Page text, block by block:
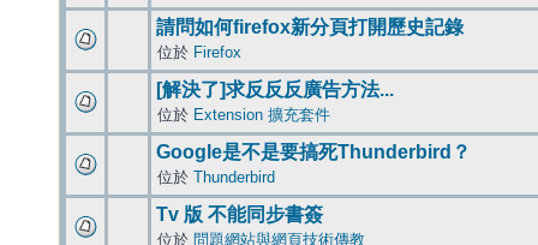
請問如何firefox新分頁打開歷史記錄
位於 Firefox
[解決了]求反反反廣告方法...
位於 Extension 擴充套件
Google是不是要搞死Thunderbird？
位於 Thunderbird
Tv 版 不能同步書簽
位於 問題網站與網頁技術傳教